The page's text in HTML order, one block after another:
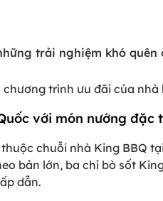
trải nghiệm khó quên
trình ưu đãi của
với món nướng đặc
chuỗi nhà King BBQ
bản lớn, ba chỉ bò sốt
dẫn.